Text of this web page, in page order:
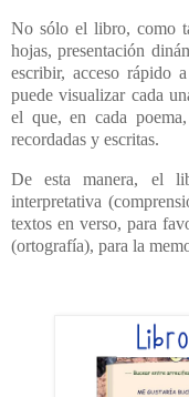
No sólo el libro, como
hojas, presentación
escribir, acceso rápido
puede visualizar cada
el que, en cada
recordadas y escritas.
De esta manera, el
interpretativa
textos en verso, para
(ortografía), para la